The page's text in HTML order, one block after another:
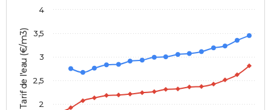
Tarif de l'eau (€/m3) 2
2,5
3
3,5
4